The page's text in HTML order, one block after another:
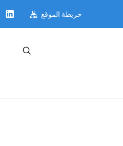
خريطة الموقع